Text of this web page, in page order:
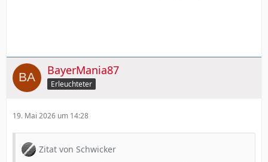
BayerMania87
Erleuchteter
19. Mai 2026 um 14:28
Zitat von Schwicker